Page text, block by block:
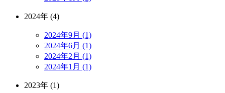
2024年 (4)
2024年9月 (1)
2024年6月 (1)
2024年2月 (1)
2024年1月 (1)
2023年 (1)